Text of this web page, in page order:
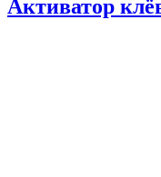
Активатор